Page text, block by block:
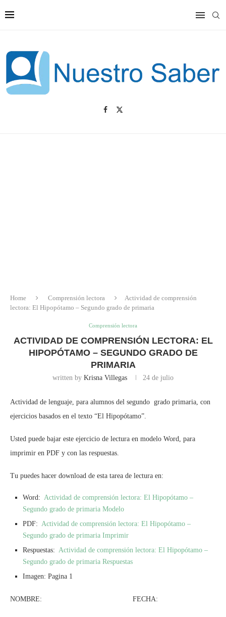
Home Comprensión lectora
Actividad de comprensión
lectora: El Hipopótamo – Segundo grado de primaria
Comprensión lectora
ACTIVIDAD DE COMPRENSIÓN LECTORA: EL
HIPOPÓTAMO – SEGUNDO GRADO DE
PRIMARIA
written by Krisna Villegas 24 de julio
Actividad de lenguaje, para alumnos del segundo grado primaria, con
ejercicios basados en el texto “El Hipopótamo”.
Usted puede bajar este ejercicio de lectura en modelo Word, para
imprimir en PDF y con las respuestas.
Tu puedes hacer download de esta tarea de lectura en:
Word: Actividad de comprensión lectora: El Hipopótamo –
Segundo grado de primaria Modelo
PDF: Actividad de comprensión lectora: El Hipopótamo –
Segundo grado de primaria Imprimir
Respuestas: Actividad de comprensión lectora: El Hipopótamo –
Segundo grado de primaria Respuestas
Imagen: Pagina 1
NOMBRE: FECHA: